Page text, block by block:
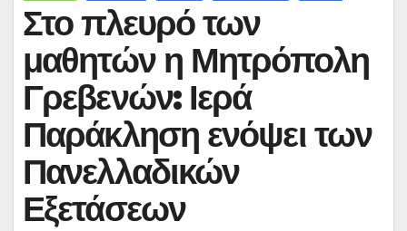
Στο πλευρό των
μαθητών η Μητρόπολη
Γρεβενών: Ιερά
Παράκληση ενόψει των
Πανελλαδικών
Εξετάσεων